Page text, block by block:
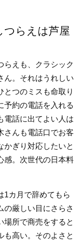
つらえは芦屋
らえも、クラシック
ん。それはうれしい
とつのミスも命取り
予約の電話を入れる
電話に出てよい人は
さんも電話口でお客
かぎり対応したいと
感。次世代の日本料
カ月で辞めてもら
の厳しい目にさらさ
場所で商売をすると
も高い。そのよさと